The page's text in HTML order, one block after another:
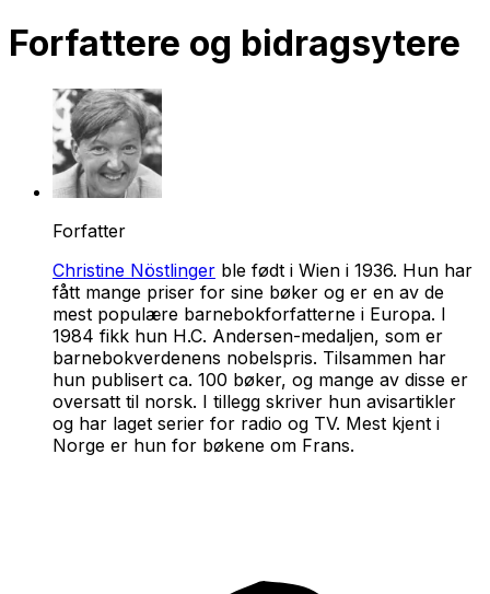
Forfattere og bidragsytere
Forfatter
Christine Nöstlinger ble født i Wien i 1936. Hun har
fått mange priser for sine bøker og er en av de
mest populære barnebokforfatterne i Europa. I
1984 fikk hun H.C. Andersen-medaljen, som er
barnebokverdenens nobelspris. Tilsammen har
hun publisert ca. 100 bøker, og mange av disse er
oversatt til norsk. I tillegg skriver hun avisartikler
og har laget serier for radio og TV. Mest kjent i
Norge er hun for bøkene om Frans.